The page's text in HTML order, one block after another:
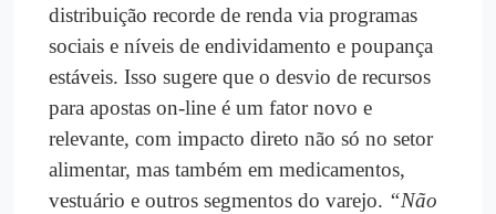
distribuição recorde de renda via programas
sociais e níveis de endividamento e poupança
estáveis. Isso sugere que o desvio de recursos
para apostas on-line é um fator novo e
relevante, com impacto direto não só no setor
alimentar, mas também em medicamentos,
vestuário e outros segmentos do varejo. “Não